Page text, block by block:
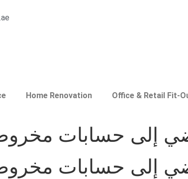
Home Renovation Office & Retail Fit-
إلى حسابات
إلى حسابات